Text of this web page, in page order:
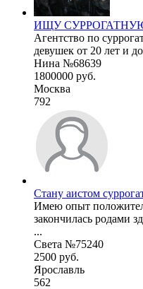
ИЩУ
Агентство по
девушек от 20 лет и
Нина №68639
1800000 руб.
Москва
792
Стану аистом
Имею опыт
закончилась родами
...
Света №75240
2500 руб.
Ярославль
562